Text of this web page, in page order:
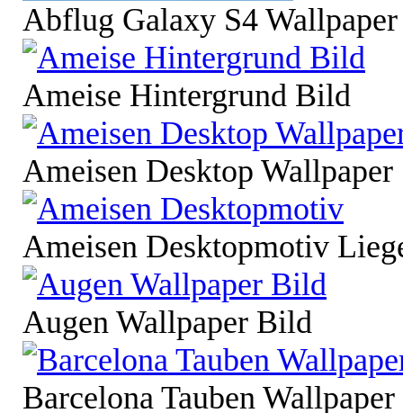
Abflug Galaxy S4 Wallpaper
Ameise Hintergrund Bild
Ameisen Desktop Wallpaper
Ameisen Desktopmotiv
Augen Wallpaper Bild
Barcelona Tauben